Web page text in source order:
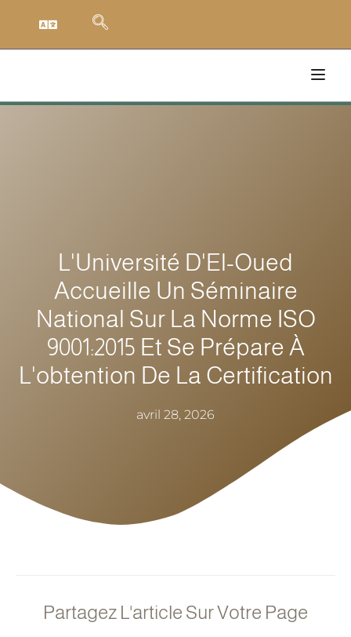
L'Université D'El-Oued
Accueille Un Séminaire
National Sur La Norme ISO
9001:2015 Et Se Prépare À
L'obtention De La Certification
avril 28, 2026
Partagez L'article Sur Votre Page